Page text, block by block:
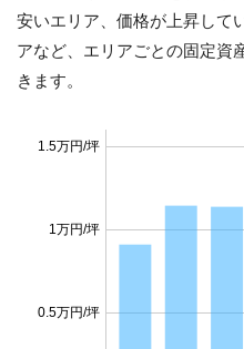
安いエリア、価格が上昇して
アなど、エリアごとの固定資
きます。
0.5万円/坪
1万円/坪
1.5万円/坪